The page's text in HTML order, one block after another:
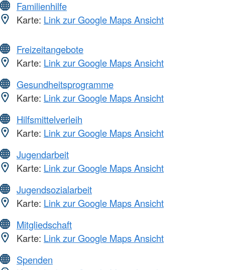
Familienhilfe
Karte: Link zur Google Maps Ansicht
Freizeitangebote
Karte: Link zur Google Maps Ansicht
Gesundheitsprogramme
Karte: Link zur Google Maps Ansicht
Hilfsmittelverleih
Karte: Link zur Google Maps Ansicht
Jugendarbeit
Karte: Link zur Google Maps Ansicht
Jugendsozialarbeit
Karte: Link zur Google Maps Ansicht
Mitgliedschaft
Karte: Link zur Google Maps Ansicht
Spenden